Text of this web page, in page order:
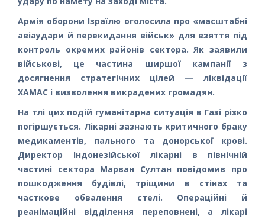
Армія оборони Ізраїлю оголосила про «масштабні
авіаудари й перекидання військ» для взяття під
контроль окремих районів сектора. Як заявили
військові, це частина ширшої кампанії з
досягнення стратегічних цілей — ліквідації
ХАМАС і визволення викрадених громадян.
На тлі цих подій гуманітарна ситуація в Газі різко
погіршується. Лікарні зазнають критичного браку
медикаментів, пального та донорської крові.
Директор Індонезійської лікарні в північній
частині сектора Марван Султан повідомив про
пошкодження будівлі, тріщини в стінах та
часткове обвалення стелі. Операційні й
реанімаційні відділення переповнені, а лікарі